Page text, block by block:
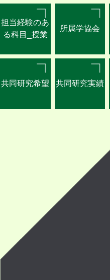
担当経験のあ
る科目_授業
所属学協会
共同研究希望 共同研究実績